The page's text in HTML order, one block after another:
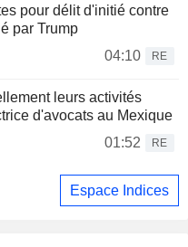
pour délit d'initié contre
par Trump
04:10
RE
leurs activités
d'avocats au Mexique
01:52
RE
Espace Indices